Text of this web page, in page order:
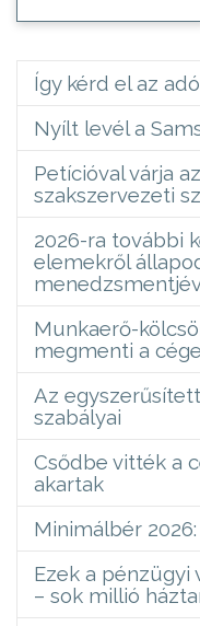
Így kérd el az
Nyílt levél a
Petícióval várja
szakszervezeti
2026-ra további
elemekről
Munkaerő-
megmenti a
Az
szabályai
Csődbe vitték a
akartak
Minimálbér
Ezek a pénzügyi
– sok millió